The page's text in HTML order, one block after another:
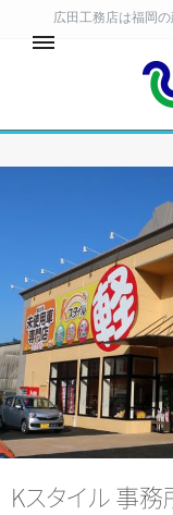
Kス タイ ル事務